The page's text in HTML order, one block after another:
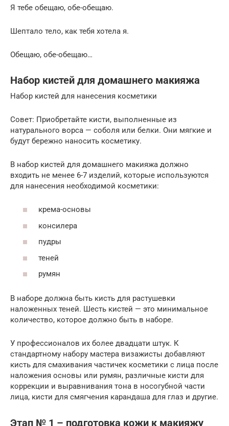
Я тебе обещаю, обе-обещаю.
Шептало тело, как тебя хотела я.
Обещаю, обе-обещаю…
Набор кистей для домашнего макияжа
Набор кистей для нанесения косметики
Совет: Приобретайте кисти, выполненные из
натурального ворса — соболя или белки. Они мягкие и
будут бережно наносить косметику.
В набор кистей для домашнего макияжа должно
входить не менее 6-7 изделий, которые используются
для нанесения необходимой косметики:
крема-основы
консилера
пудры
теней
румян
В наборе должна быть кисть для растушевки
наложенных теней. Шесть кистей — это минимальное
количество, которое должно быть в наборе.
У профессионалов их более двадцати штук. К
стандартному набору мастера визажисты добавляют
кисть для смахивания частичек косметики с лица после
наложения основы или румян, различные кисти для
коррекции и выравнивания тона в носогубной части
лица, кисти для смягчения карандаша для глаз и другие.
Этап № 1 – подготовка кожи к макияжу